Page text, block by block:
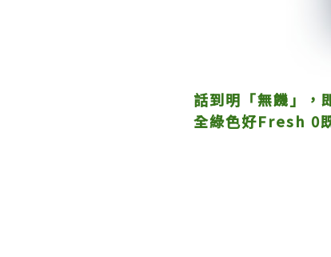
話到明「無饑」，
全綠色好Fresh 0